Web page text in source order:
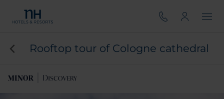
Rooftop tour of Cologne cathedral